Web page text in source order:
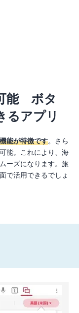
能 ボタ
るアプリ
能が特徴です。さら
能。これにより、海
ーズになります。旅
で活用できるでしょ